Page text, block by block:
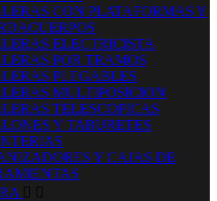
CON PLATAFORMAS Y
ELECTRICISTA
POR TRAMOS
PLEGABLES
MULTIPOSICION
TELESCOPICAS
Y TABURETES
Y CAJAS DE
 